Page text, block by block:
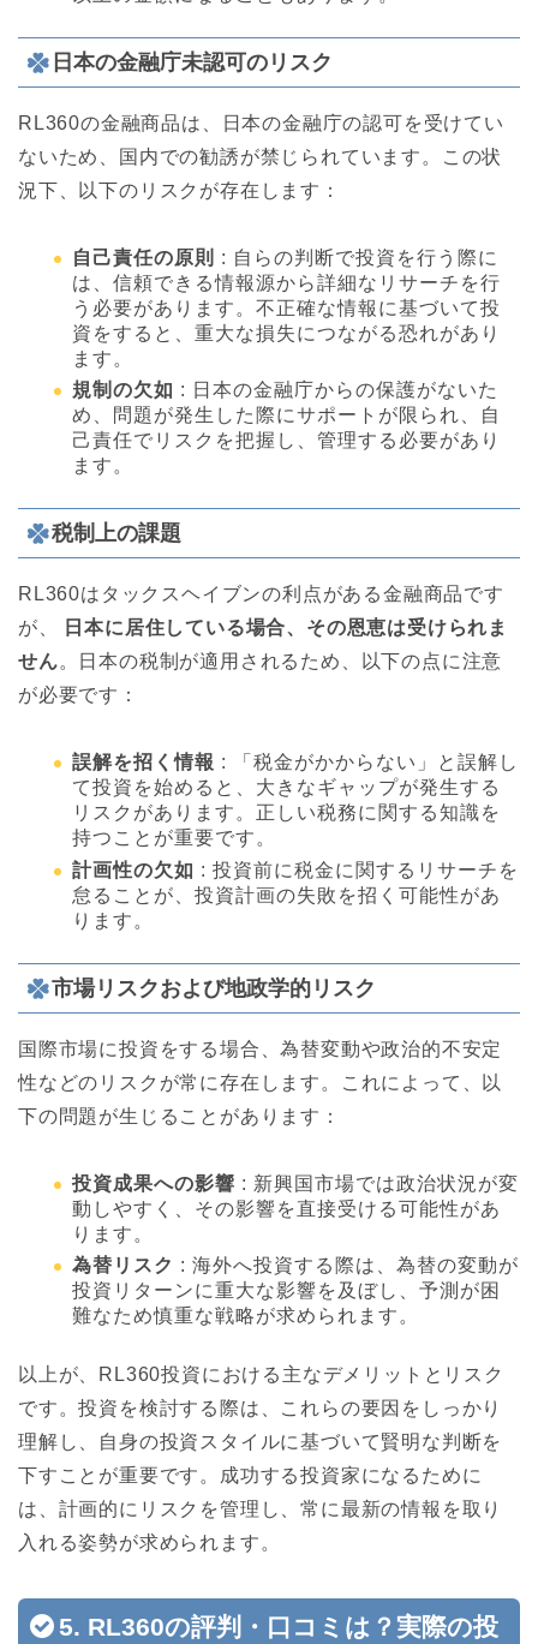
日本の金融庁未認可のリスク
RL360の金融商品は、日本の金融庁の認可を受けてい
ないため、国内での勧誘が禁じられています。この状
況下、以下のリスクが存在します：
自己責任の原則 : 自らの判断で投資を行う際に
は、信頼できる情報源から詳細なリサーチを行
う必要があります。不正確な情報に基づいて投
資をすると、重大な損失につながる恐れがあり
ます。
規制の欠如 : 日本の金融庁からの保護がないた
め、問題が発生した際にサポートが限られ、自
己責任でリスクを把握し、管理する必要があり
ます。
税制上の課題
RL360はタックスヘイブンの利点がある金融商品です
が、
日本に居住している場合、その恩恵は受けられま
せん。日本の税制が適用されるため、以下の点に注意
が必要です：
誤解を招く情報 : 「税金がかからない」と誤解し
て投資を始めると、大きなギャップが発生する
リスクがあります。正しい税務に関する知識を
持つことが重要です。
計画性の欠如 : 投資前に税金に関するリサーチを
怠ることが、投資計画の失敗を招く可能性があ
ります。
市場リスクおよび地政学的リスク
国際市場に投資をする場合、為替変動や政治的不安定
性などのリスクが常に存在します。これによって、以
下の問題が生じることがあります：
投資成果への影響 : 新興国市場では政治状況が変
動しやすく、その影響を直接受ける可能性があ
ります。
為替リスク : 海外へ投資する際は、為替の変動が
投資リターンに重大な影響を及ぼし、予測が困
難なため慎重な戦略が求められます。
以上が、RL360投資における主なデメリットとリスク
です。投資を検討する際は、これらの要因をしっかり
理解し、自身の投資スタイルに基づいて賢明な判断を
下すことが重要です。成功する投資家になるために
は、計画的にリスクを管理し、常に最新の情報を取り
入れる姿勢が求められます。
5. RL360の評判・口コミは？実際の投